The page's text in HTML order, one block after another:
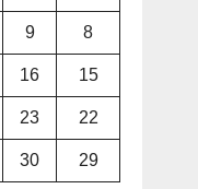
8
9
15
16
22
23
29
30